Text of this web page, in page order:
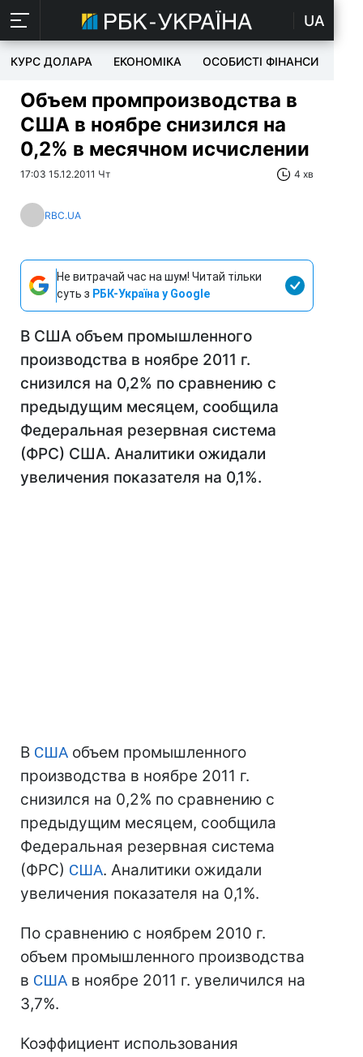
UA
КУРС ДОЛАРА ЕКОНОМІКА ОСОБИСТІ ФІНАНСИ
Объем промпроизводства в
США в ноябре снизился на
0,2% в месячном исчислении
17:03 15.12.2011 Чт 4 хв
RBC.UA
Не витрачай час на шум! Читай тільки
суть з РБК-Україна у Google
В США объем промышленного
производства в ноябре 2011 г.
снизился на 0,2% по сравнению с
предыдущим месяцем, сообщила
Федеральная резервная система
(ФРС) США. Аналитики ожидали
увеличения показателя на 0,1%.
В США объем промышленного
производства в ноябре 2011 г.
снизился на 0,2% по сравнению с
предыдущим месяцем, сообщила
Федеральная резервная система
(ФРС) США. Аналитики ожидали
увеличения показателя на 0,1%.
По сравнению с ноябрем 2010 г.
объем промышленного производства
в США в ноябре 2011 г. увеличился на
3,7%.
Коэффициент использования